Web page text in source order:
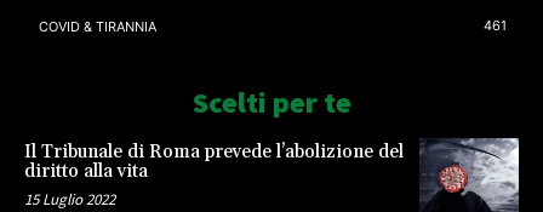
COVID & TIRANNIA 461
Scelti per te
Il Tribunale di Roma prevede l’abolizione del
diritto alla vita
15 Luglio 2022